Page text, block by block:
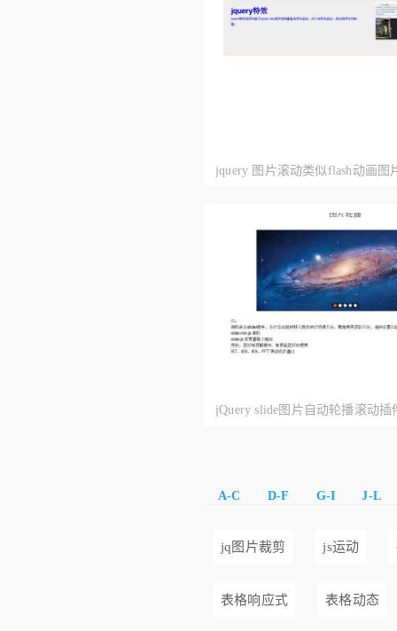
jquery 图片滚动类似flash动画图
止和开始按钮控制图片特效
jQuery slide图片自动轮播滚动插
A-C D-F G-I J-L
jq图片裁剪 js运动
表格响应式 表格动态